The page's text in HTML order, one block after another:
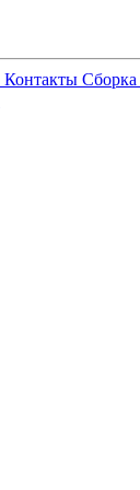
Контакты Сборка